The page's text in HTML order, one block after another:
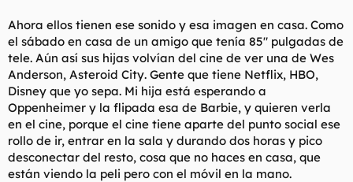
Ahora ellos tienen ese sonido y esa imagen en casa. Como
el sábado en casa de un amigo que tenía 85" pulgadas de
tele. Aún así sus hijas volvían del cine de ver una de Wes
Anderson, Asteroid City. Gente que tiene Netflix, HBO,
Disney que yo sepa. Mi hija está esperando a
Oppenheimer y la flipada esa de Barbie, y quieren verla
en el cine, porque el cine tiene aparte del punto social ese
rollo de ir, entrar en la sala y durando dos horas y pico
desconectar del resto, cosa que no haces en casa, que
están viendo la peli pero con el móvil en la mano.